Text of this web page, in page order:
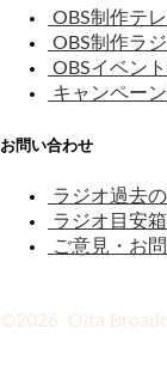
OBS制作テ
OBS制作ラ
OBSイベン
キャンペー
お問い合わせ
ラジオ過去
ラジオ目安箱
ご意見・お
©2026 Oita